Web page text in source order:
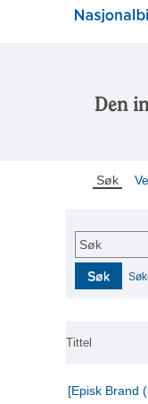
Den
Søk
Søk
Søk
Tittel
[Episk Brand